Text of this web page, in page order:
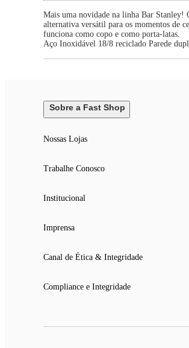
Mais uma novidade na linha Bar
alternativa versátil para os momentos de
funciona como copo e como porta-latas.
Aço Inoxidável 18/8 reciclado Parede
Sobre a Fast Shop
Nossas Lojas
Trabalhe Conosco
Institucional
Imprensa
Canal de Ética & Integridade
Compliance e Integridade